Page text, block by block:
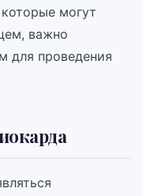
могут
важно
для проведения